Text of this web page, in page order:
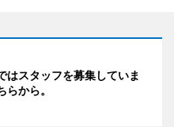
はスタッフを募集していま
から。